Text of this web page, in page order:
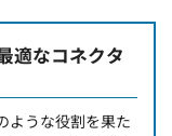
適なコネクタ
ような役割を果た